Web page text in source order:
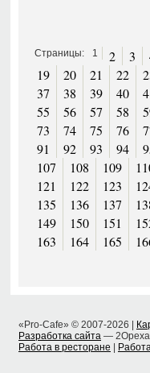
Страницы: 1 2 3
19
20 21 22
37
38 39 40
55
56 57 58
73
74 75 76
91
92 93 94
107
108 109
121
122 123
135
136 137
149
150 151
163
164 165
«Pro-Cafe» © 2007-2026 |
Разработка сайта — 2Opexa
Работа в ресторане |